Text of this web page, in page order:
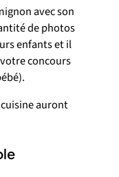
avec son
de photos
enfants et il
concours
auront